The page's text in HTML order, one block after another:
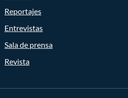
Reportajes
Entrevistas
Sala de prensa
Revista